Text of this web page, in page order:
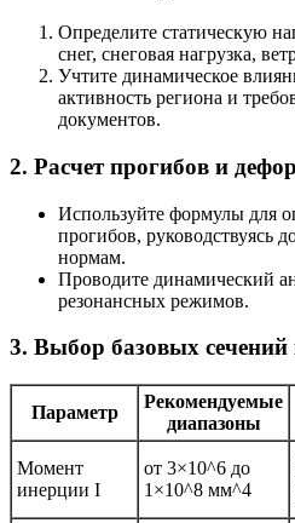
Определите статическую
снег, снеговая нагрузка,
Учтите динамическое
активность региона и
документов.
2. Расчет прогибов и
Используйте формулы для
прогибов, руководствуясь
нормам.
Проводите динамический
резонансных режимов.
3. Выбор базовых сечений
Параметр
Рекомендуемые
диапазоны
Момент
инерции I
от 3×10^6 до
1×10^8 мм^4